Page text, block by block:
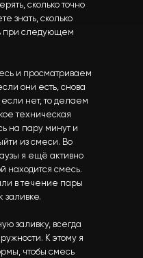
сколько точно
знать, сколько
при следующем
и просматриваем
они есть, снова
нет, то делаем
техническая
на пару минут и
из смеси. Во
я ещё активно
находится смесь.
в течение пары
заливке.
заливку, всегда
К этому я
чтобы смесь